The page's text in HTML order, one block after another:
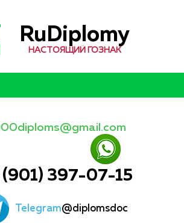
RuDiplomy
НАСТОЯЩИЙ ГОЗНАК
(901) 397-07-15
Telegram@diplomsdoc